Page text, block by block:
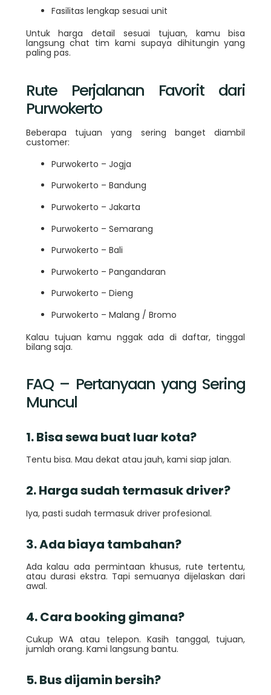
Fasilitas lengkap sesuai unit
Untuk harga detail sesuai tujuan, kamu bisa
langsung chat tim kami supaya dihitungin yang
paling pas.
Rute Perjalanan Favorit dari
Purwokerto
Beberapa tujuan yang sering banget diambil
customer:
Purwokerto – Jogja
Purwokerto – Bandung
Purwokerto – Jakarta
Purwokerto – Semarang
Purwokerto – Bali
Purwokerto – Pangandaran
Purwokerto – Dieng
Purwokerto – Malang / Bromo
Kalau tujuan kamu nggak ada di daftar, tinggal
bilang saja.
FAQ – Pertanyaan yang Sering
Muncul
1. Bisa sewa buat luar kota?
Tentu bisa. Mau dekat atau jauh, kami siap jalan.
2. Harga sudah termasuk driver?
Iya, pasti sudah termasuk driver profesional.
3. Ada biaya tambahan?
Ada kalau ada permintaan khusus, rute tertentu,
atau durasi ekstra. Tapi semuanya dijelaskan dari
awal.
4. Cara booking gimana?
Cukup WA atau telepon. Kasih tanggal, tujuan,
jumlah orang. Kami langsung bantu.
5. Bus dijamin bersih?